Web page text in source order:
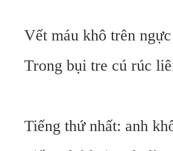
Vết máu khô trên ngực
Trong bụi tre cú rúc
Tiếng thứ nhất: anh